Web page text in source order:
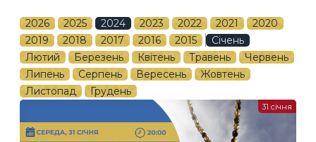
2026 2025 2024 2023 2022 2021
2020
2019
2018 2017 2016 2015
Січень
Лютий
Березень Квітень Травень
Червень
Липень
Серпень Вересень
Жовтень
Листопад
Грудень
31 січня